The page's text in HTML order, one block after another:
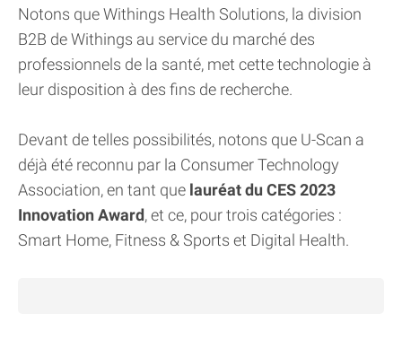
Notons que Withings Health Solutions, la division
B2B de Withings au service du marché des
professionnels de la santé, met cette technologie à
leur disposition à des fins de recherche.
Devant de telles possibilités, notons que U-Scan a
déjà été reconnu par la Consumer Technology
Association, en tant que lauréat du CES 2023
Innovation Award, et ce, pour trois catégories :
Smart Home, Fitness & Sports et Digital Health.